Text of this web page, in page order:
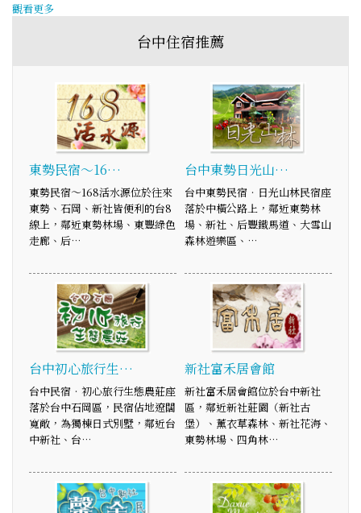
觀看更多
台中住宿推薦
東勢民宿～16…
東勢民宿～168活水源位於往來
東勢、石岡、新社皆便利的台8
線上，鄰近東勢林場、東豐綠色
走廊、后…
台中東勢日光山…
台中東勢民宿‧日光山林民宿座
落於中橫公路上，鄰近東勢林
場、新社、后豐鐵馬道、大雪山
森林遊樂區、…
台中初心旅行生…
台中民宿‧初心旅行生態農莊座
落於台中石岡區，民宿佔地遼闊
寬敞，為獨棟日式別墅，鄰近台
中新社、台…
新社富禾居會館
新社富禾居會館位於台中新社
區，鄰近新社莊園（新社古
堡）、薰衣草森林、新社花海、
東勢林場、四角林…